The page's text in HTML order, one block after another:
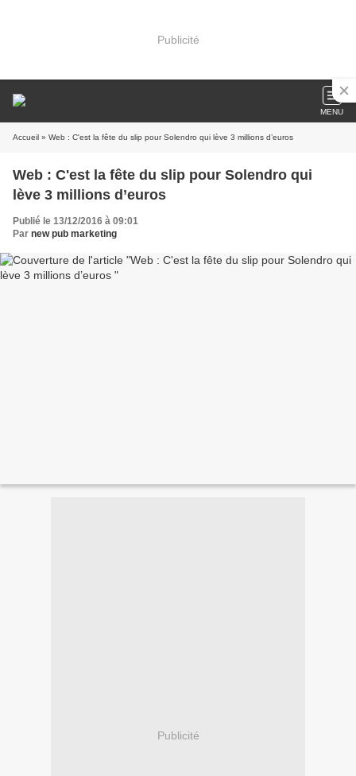
Publicité
MENU
Accueil » Web : C'est la fête du slip pour Solendro qui lève 3 millions d’euros
Web : C'est la fête du slip pour Solendro qui
lève 3 millions d’euros
Publié le 13/12/2016 à 09:01
Par new pub marketing
Publicité